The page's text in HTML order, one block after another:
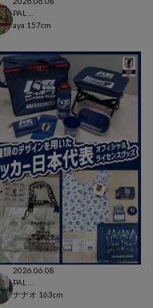
aya 157cm
2026.06.08
ナナオ 163cm